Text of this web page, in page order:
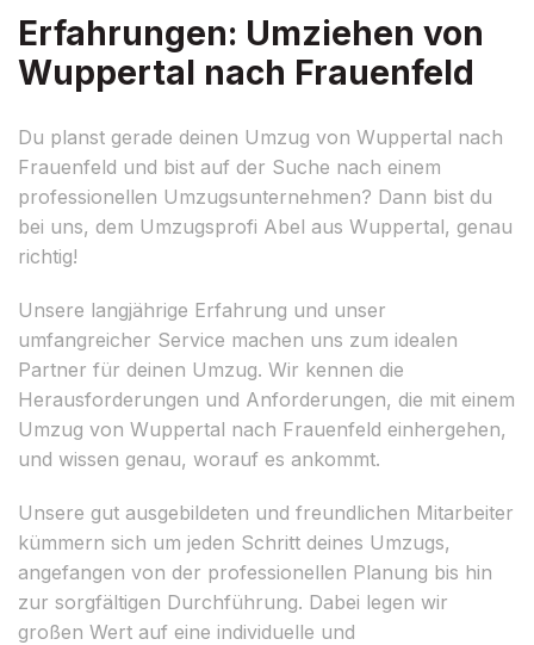
Erfahrungen: Umziehen von
Wuppertal nach Frauenfeld
Du planst gerade deinen Umzug von Wuppertal nach
Frauenfeld und bist auf der Suche nach einem
professionellen Umzugsunternehmen? Dann bist du
bei uns, dem Umzugsprofi Abel aus Wuppertal, genau
richtig!
Unsere langjährige Erfahrung und unser
umfangreicher Service machen uns zum idealen
Partner für deinen Umzug. Wir kennen die
Herausforderungen und Anforderungen, die mit einem
Umzug von Wuppertal nach Frauenfeld einhergehen,
und wissen genau, worauf es ankommt.
Unsere gut ausgebildeten und freundlichen Mitarbeiter
kümmern sich um jeden Schritt deines Umzugs,
angefangen von der professionellen Planung bis hin
zur sorgfältigen Durchführung. Dabei legen wir
großen Wert auf eine individuelle und